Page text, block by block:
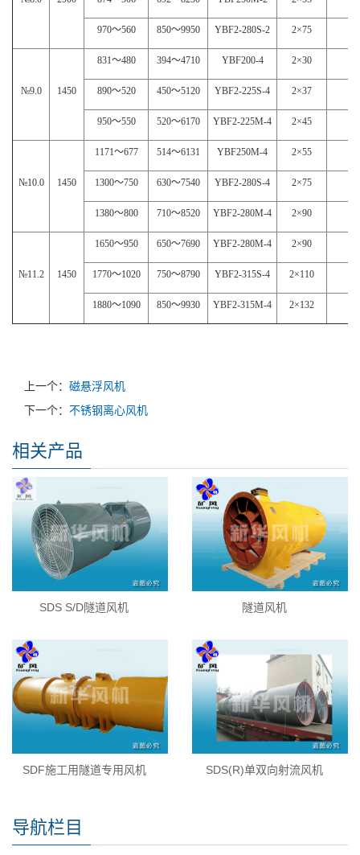
970～560 850～9950 YBF2-280S-2 2×75
№9.0 1450
831～480 394～4710 YBF200-4 2×30
890～520 450～5120 YBF2-225S-4 2×37
950～550 520～6170 YBF2-225M-4 2×45
№10.0 1450
1171～677 514～6131 YBF250M-4 2×55
1300～750 630～7540 YBF2-280S-4 2×75
1380～800 710～8520 YBF2-280M-4 2×90
№11.2 1450
1650～950 650～7690 YBF2-280M-4 2×90
1770～1020 750～8790 YBF2-315S-4 2×110
1880～1090 850～9930 YBF2-315M-4 2×132
上一个： 磁悬浮风机
下一个： 不锈钢离心风机
相关产品
SDS S/D隧道风机 隧道风机
SDF施工用隧道专用风机 SDS(R)单双向射流风机
导航栏目